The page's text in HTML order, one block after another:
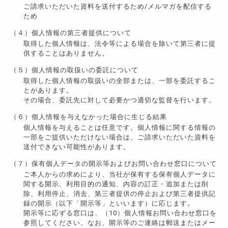
ご請求いただいた資料を送付するため/メルマガを配信する
ため
（４）個人情報の第三者提供について
取得した個人情報は、法令等による場合を除いて第三者に提
供することはありません。
（５）個人情報の取扱いの委託について
取得した個人情報の取扱いの全部または、一部を委託するこ
とがあります。
その場合、委託先に対して必要かつ適切な監督を行います。
（６）個人情報を与えなかった場合に生じる結果
個人情報を与えることは任意です。個人情報に関する情報の
一部をご提供いただけない場合は、ご請求いただいた資料を
送付できない可能性があります。
（７）保有個人データの開示等およびお問い合わせ窓口について
ご本人からの求めにより、当社が保有する保有個人データに
関する開示、利用目的の通知、内容の訂正・追加または削
除、利用停止、消去、第三者提供の停止および第三者提供記
録の開示（以下「開示等」といいます）に応じます。
開示等に応ずる窓口は、（10）個人情報お問い合わせ窓口を
参照してください。なお、開示等のご連絡は郵送またはメー